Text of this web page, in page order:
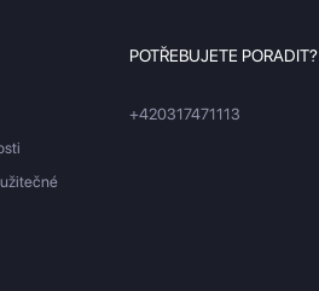
POTŘEBUJETE PORADIT?
+420317471113